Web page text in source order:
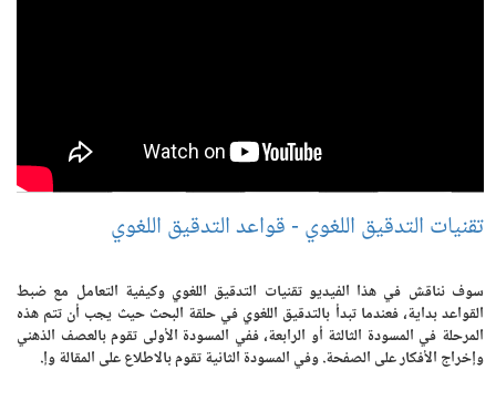
تقنيات التدقيق اللغوي - قواعد التدقيق اللغوي
سوف نناقش في هذا الفيديو تقنيات التدقيق اللغوي وكيفية التعامل مع ضبط
القواعد بداية، فعندما تبدأ بالتدقيق اللغوي في حلقة البحث حيث يجب أن تتم هذه
المرحلة في المسودة الثالثة أو الرابعة، ففي المسودة الأولى تقوم بالعصف الذهني
وإخراج الأفكار على الصفحة. وفي المسودة الثانية تقوم بالاطلاع على المقالة وإ.